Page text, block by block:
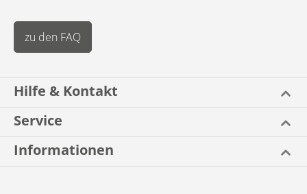
zu den FAQ
Hilfe & Kontakt
Service
Informationen